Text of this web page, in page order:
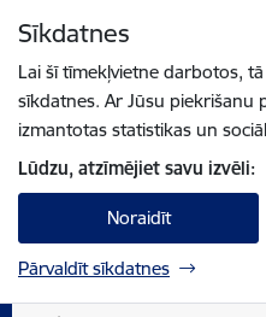
Sīkdatnes
Lai šī tīmekļvietne darbotos,
sīkdatnes. Ar Jūsu piekrišanu
izmantotas statistikas un
Lūdzu, atzīmējiet savu izvēli:
Noraidīt
Pārvaldīt sīkdatnes